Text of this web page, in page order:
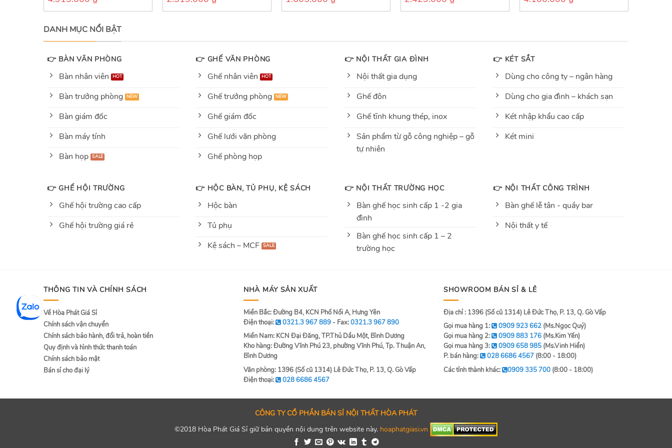
of
of
of
of
of
DANH MỤC NỔI BẬT
👉 BÀN VĂN PHÒNG
Bàn nhân viên
Bàn trưởng phòng
Bàn giám đốc
Bàn máy tính
Bàn họp
👉 GHẾ VĂN PHÒNG
Ghế nhân viên
Ghế trưởng phòng
Ghế giám đốc
Ghế lưới văn phòng
Ghế phòng họp
👉 NỘI THẤT GIA ĐÌNH
Nội thất gia dụng
Ghế đôn
Ghế tĩnh khung thép, inox
Sản phẩm từ gỗ công nghiệp – gỗ
tự nhiên
👉 KÉT SẮT
Dùng cho công ty – ngân hàng
Dùng cho gia đình – khách sạn
Két nhập khẩu cao cấp
Két mini
👉 GHẾ HỘI TRƯỜNG
Ghế hội trường cao cấp
Ghế hội trường giá rẻ
👉 HỘC BÀN, TỦ PHỤ, KỆ SÁCH
Hộc bàn
Tủ phụ
Kệ sách – MCF
👉 NỘI THẤT TRƯỜNG HỌC
Bàn ghế học sinh cấp 1 -2 gia
đình
Bàn ghế học sinh cấp 1 – 2
trường học
👉 NỘI THẤT CÔNG TRÌNH
Bàn ghế lễ tân - quầy bar
Nội thất y tế
THÔNG TIN VÀ CHÍNH SÁCH
Về Hòa Phát Giá Sỉ
Chính sách vận chuyển
Chính sách bảo hành, đổi trả, hoàn tiền
Quy định và hình thức thanh toán
Chính sách bảo mật
Bán sỉ cho đại lý
NHÀ MÁY SẢN XUẤT
Miền Bắc: Đường B4, KCN Phố Nối A, Hưng Yên
Điện thoại:
0321.3 967 889 - Fax:0321.3 967 890
Miền Nam: KCN Đại Đăng, TP.Thủ Dầu Một, Bình Dương
Kho hàng: Đường Vĩnh Phú 23, phường Vĩnh Phú, Tp. Thuận An,
Bình Dương
Văn phòng: 1396 (Số cũ 1314) Lê Đức Thọ, P. 13, Q. Gò Vấp
Điện thoại:
028 6686 4567
SHOWROOM BÁN SỈ & LẺ
Địa chỉ : 1396 (Số cũ 1314) Lê Đức Thọ, P. 13, Q. Gò Vấp
Gọi mua hàng 1:
0909 923 662 (Ms.Ngọc Quý)
Gọi mua hàng 2:
0909 883 176 (Ms.Kim Yến)
Gọi mua hàng 3:
0909 658 985 (Ms.Vinh Hiển)
P. bán hàng:
028 6686 4567 (8:00 - 18:00)
Các tỉnh thành khác:
0909 335 700 (8:00 - 18:00)
CÔNG TY CỔ PHẦN BÁN SỈ NỘI THẤT HÒA PHÁT
©2018 Hòa Phát Giá Sỉ giữ bản quyền nội dung trên website này. hoaphatgiasi.vn